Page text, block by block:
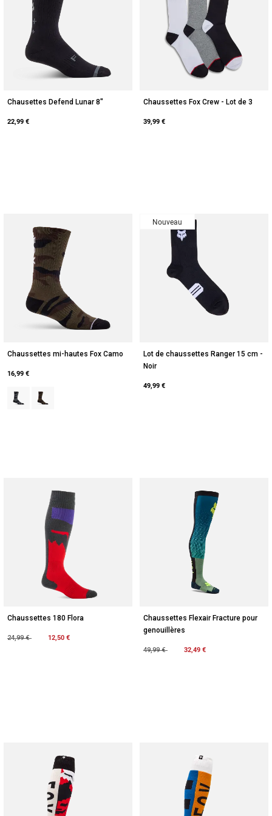
Chausettes Defend Lunar 8"
22,99 €
Chaussettes Fox Crew - Lot de 3
39,99 €
Chaussettes mi-hautes Fox Camo
16,99 €
Product swatch type of Camouflage noir.
Product swatch type of Vert Camouflage.
Nouveau
Lot de chaussettes Ranger 15 cm -
Noir
49,99 €
Chaussettes 180 Flora
Price reduced from
24,99 €to 12,50 €
Chaussettes Flexair Fracture pour
genouillères
Price reduced from
49,99 €to 32,49 €